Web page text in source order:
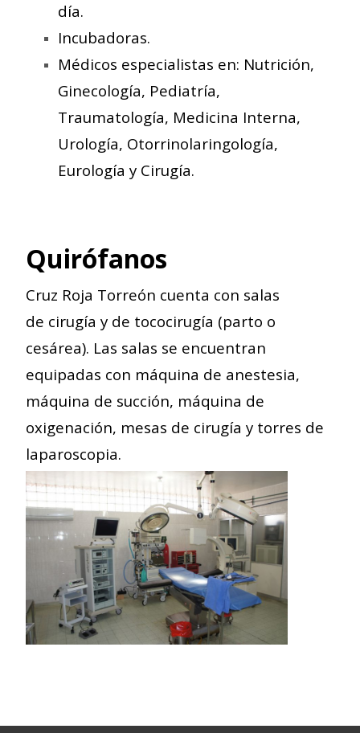
día.
Incubadoras.
Médicos especialistas en: Nutrición,
Ginecología, Pediatría,
Traumatología, Medicina Interna,
Urología, Otorrinolaringología,
Eurología y Cirugía.
Quirófanos
Cruz Roja Torreón cuenta con salas
de cirugía y de tococirugía (parto o
cesárea). Las salas se encuentran
equipadas con máquina de anestesia,
máquina de succión, máquina de
oxigenación, mesas de cirugía y torres de
laparoscopia.